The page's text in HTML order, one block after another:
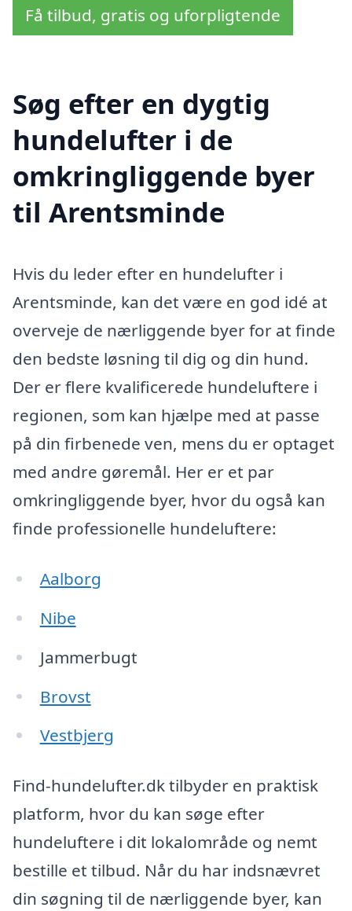
Få tilbud, gratis og uforpligtende
Søg efter en dygtig
hundelufter i de
omkringliggende byer
til Arentsminde
Hvis du leder efter en hundelufter i
Arentsminde, kan det være en god idé at
overveje de nærliggende byer for at finde
den bedste løsning til dig og din hund.
Der er flere kvalificerede hundeluftere i
regionen, som kan hjælpe med at passe
på din firbenede ven, mens du er optaget
med andre gøremål. Her er et par
omkringliggende byer, hvor du også kan
finde professionelle hundeluftere:
Aalborg
Nibe
Jammerbugt
Brovst
Vestbjerg
Find-hundelufter.dk tilbyder en praktisk
platform, hvor du kan søge efter
hundeluftere i dit lokalområde og nemt
bestille et tilbud. Når du har indsnævret
din søgning til de nærliggende byer, kan